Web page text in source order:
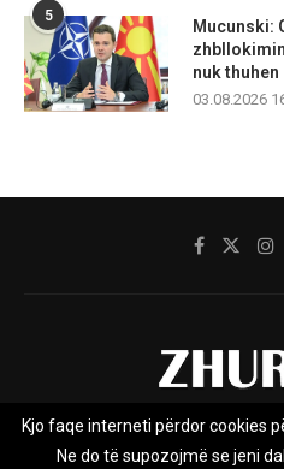
5
Mucunski:
nuk thuhen
03.08.2026
Rreth nesh Impresumi
Kjo faqe interneti përdor cookies
Ne do të supozojmë se jeni